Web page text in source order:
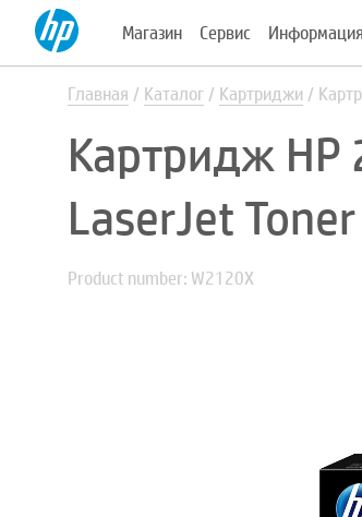
Магазин Сервис Информация
Главная Каталог Картриджи
Картридж HP
LaserJet
Product number: W2120X